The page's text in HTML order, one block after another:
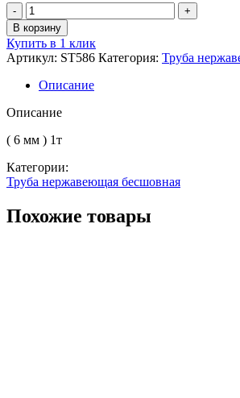
Количество
товара
Труба
бесшовная
нерж.
159
12Х18Н10Т
В корзину
Купить в 1 клик
Артикул: ST586 Категория: Труба
Описание
Описание
( 6 мм ) 1т
Категории:
Труба нержавеющая бесшовная
Похожие товары